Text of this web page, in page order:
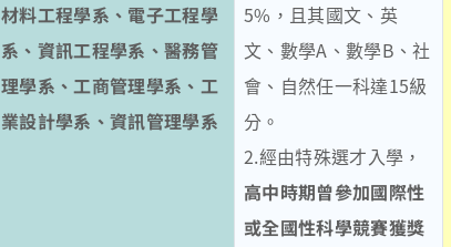
材料工程學系、電子工程學
系、資訊工程學系、醫務管
理學系、工商管理學系、工
業設計學系、資訊管理學系
5%，且其國文、英
文、數學A、數學B、社
會、自然任一科達15級
分。
2.經由特殊選才入學，
高中時期曾參加國際性
或全國性科學競賽獲獎